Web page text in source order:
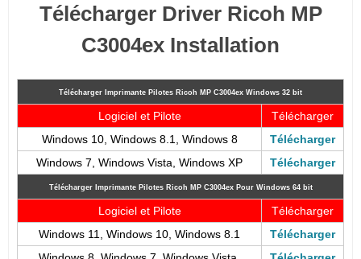
Télécharger Driver Ricoh MP
C3004ex Installation
Télécharger Imprimante Pilotes Ricoh MP C3004ex Windows 32 bit
Logiciel et Pilote
Télécharger
Windows 10, Windows 8.1, Windows 8
Télécharger
Windows 7, Windows Vista, Windows XP
Télécharger
Télécharger Imprimante Pilotes Ricoh MP C3004ex Pour Windows 64 bit
Logiciel et Pilote
Télécharger
Windows 11, Windows 10, Windows 8.1
Télécharger